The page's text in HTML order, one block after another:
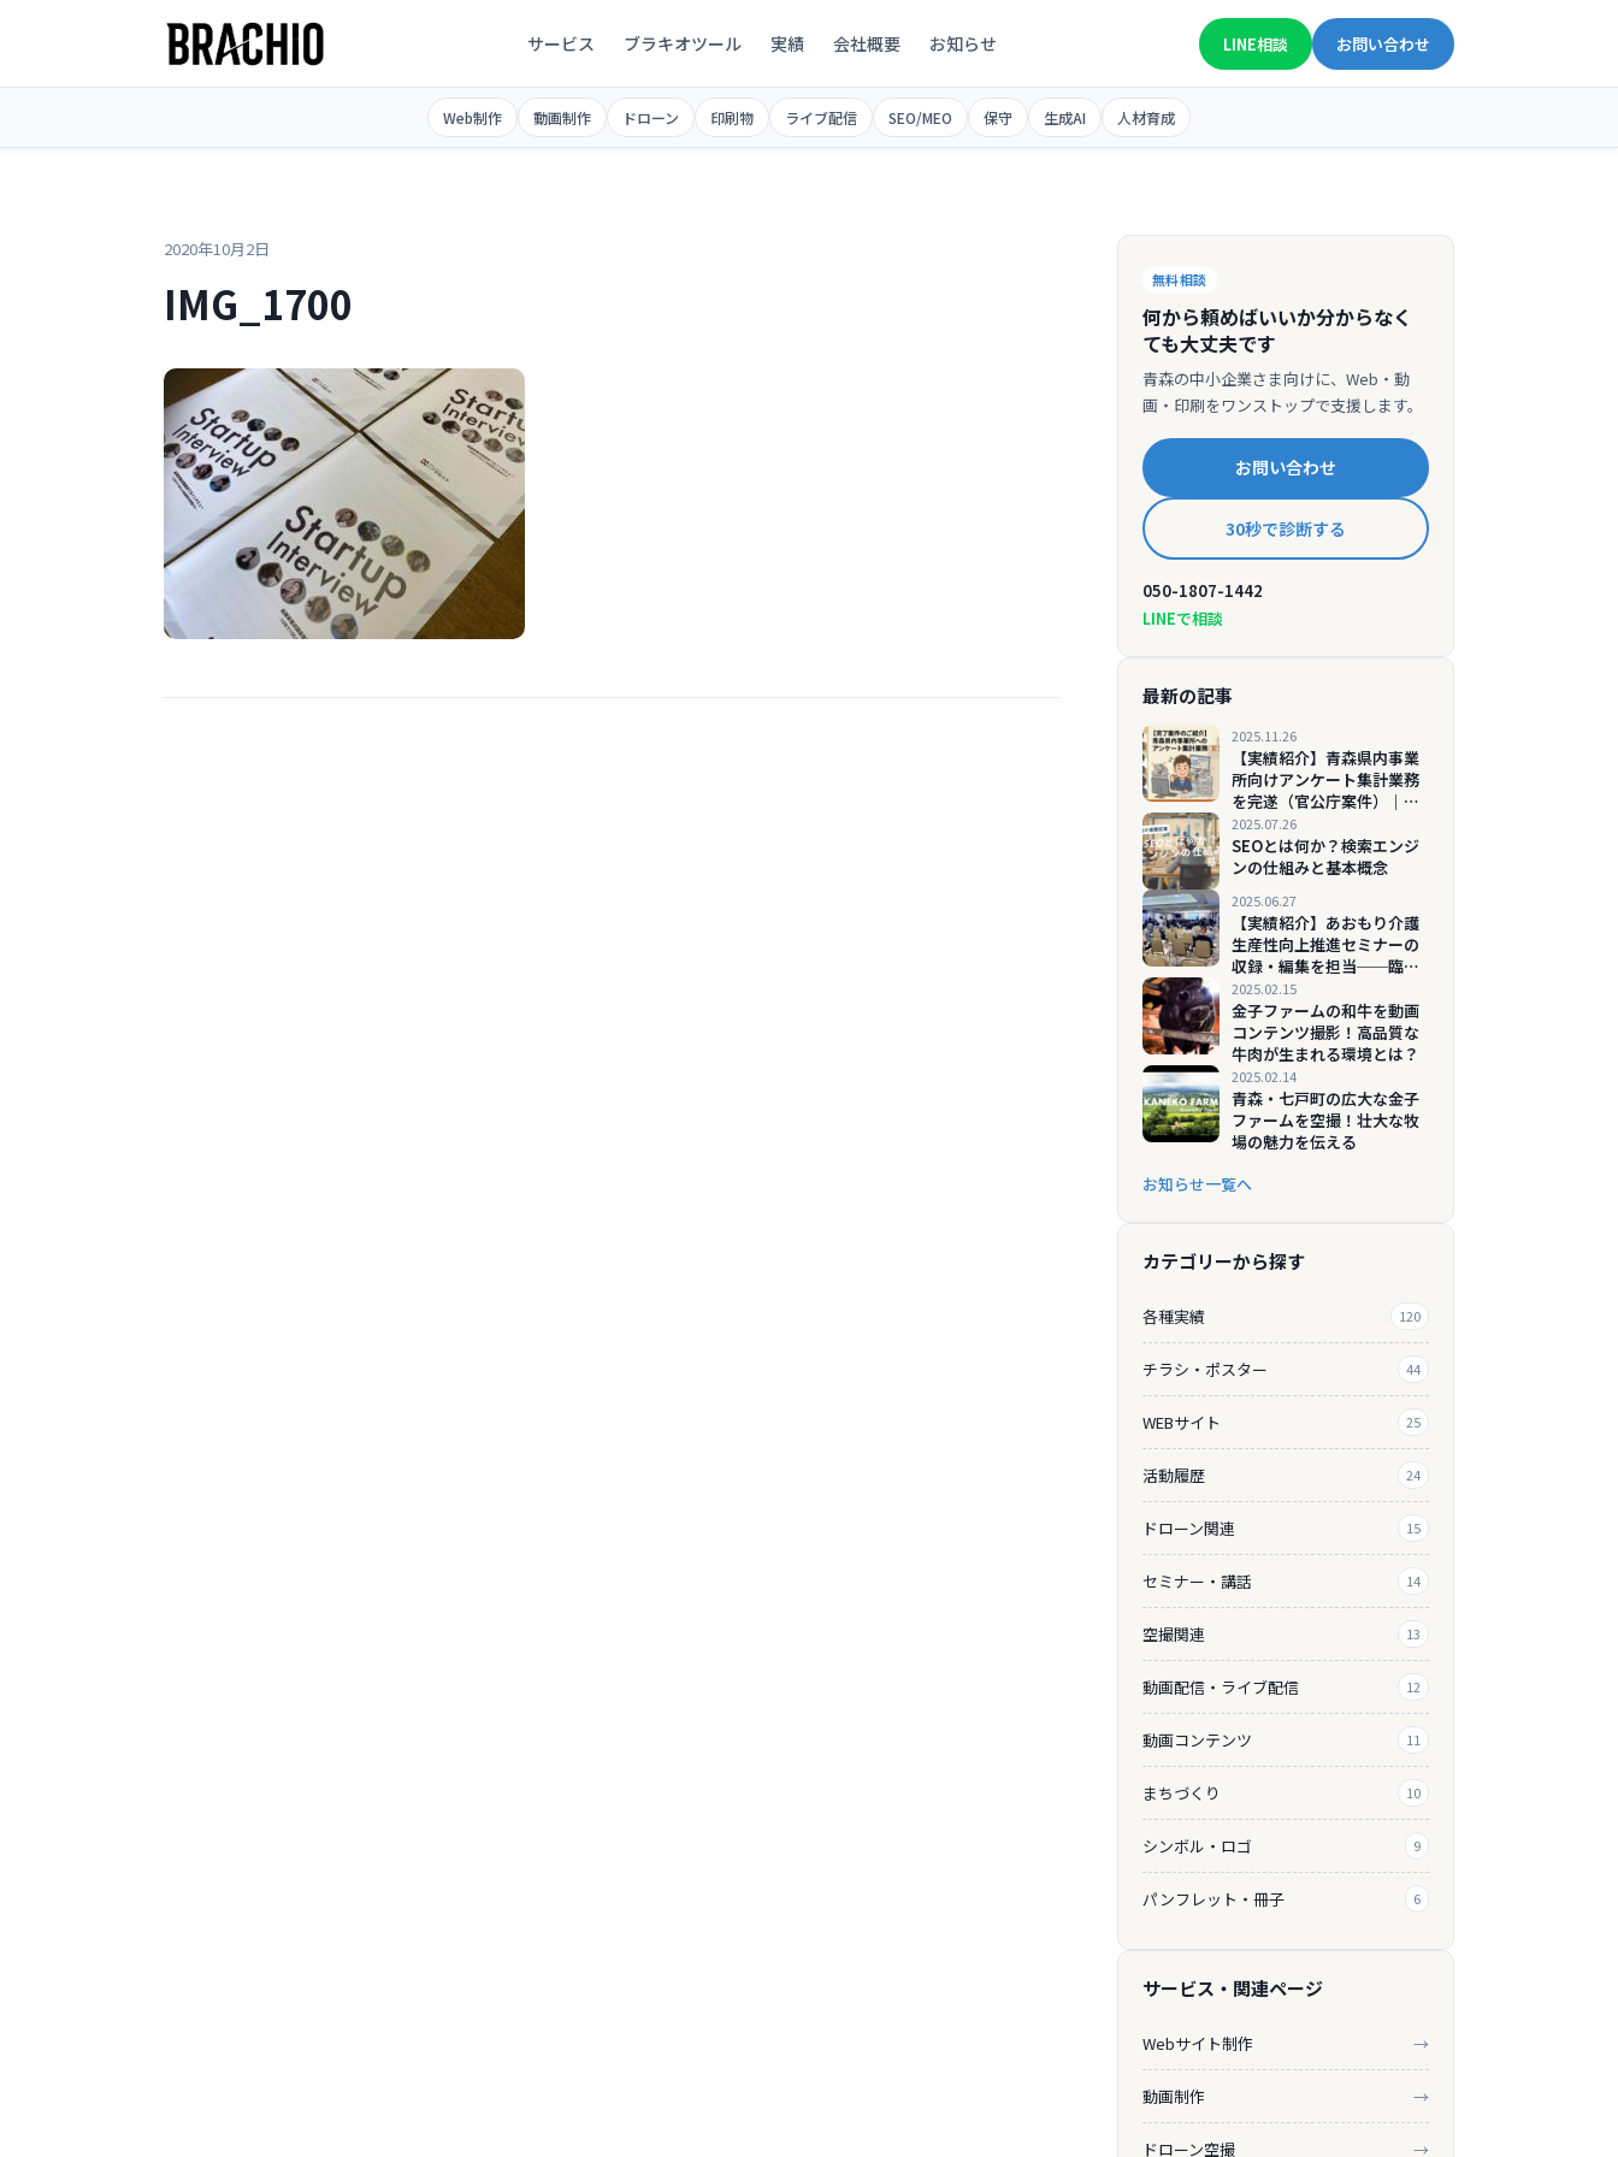
テ
ツ
050-1807-1442 平日 9:00〜18:00
サービス ブラキオツール 実績 会社概要 お知らせ LINE相談 お問い合わせ
Web制作 動画制作 ドローン 印刷物 ライブ配信 SEO/MEO 保守 生成AI 人材育成
TOP>>IMG_1700
2020年10月2日
IMG_1700 無料相談
何から頼めばいいか分からなく
ても大丈夫です
青森の中小企業さま向けに、Web・動
画・印刷をワンストップで支援します。
お問い合わせ
30秒で診断する
050-1807-1442
LINEで相談
最新の記事
2025.11.26
【実績紹介】青森県内事業
所向けアンケート集計業務
を完遂（官公庁案件）｜リ
スト整備から報告書作成ま
で
2025.07.26
SEOとは何か？検索エンジ
ンの仕組みと基本概念
2025.06.27
【実績紹介】あおもり介護
生産性向上推進セミナーの
収録・編集を担当──臨場
感とわかりやすさを両立し
たオンデマンド配信用映像
を制作
2025.02.15
金子ファームの和牛を動画
コンテンツ撮影！高品質な
牛肉が生まれる環境とは？
2025.02.14
青森・七戸町の広大な金子
ファームを空撮！壮大な牧
場の魅力を伝える
お知らせ一覧へ
カテゴリーから探す
各種実績 120
チラシ・ポスター 44
WEBサイト 25
活動履歴 24
ドローン関連 15
セミナー・講話 14
空撮関連 13
動画配信・ライブ配信 12
動画コンテンツ 11
まちづくり 10
シンボル・ロゴ 9
パンフレット・冊子 6
サービス・関連ページ
Webサイト制作 →
動画制作 →
ドローン空撮 →